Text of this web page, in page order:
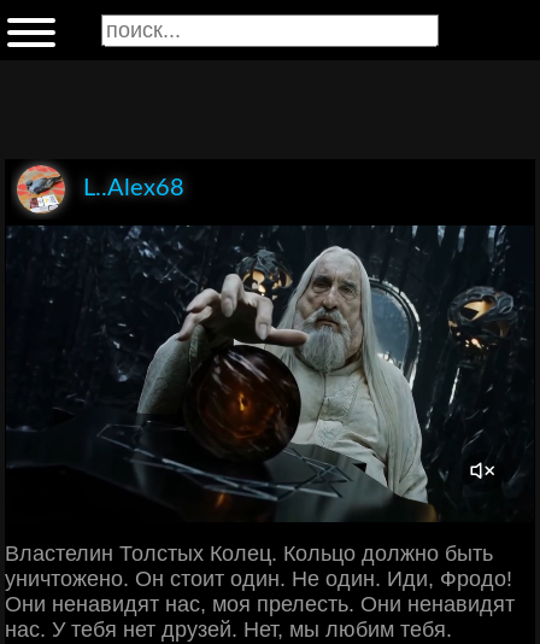
L..Alex68
Властелин Толстых Колец. Кольцо должно быть
уничтожено. Он стоит один. Не один. Иди, Фродо!
Они ненавидят нас, моя прелесть. Они ненавидят
нас. У тебя нет друзей. Нет, мы любим тебя.